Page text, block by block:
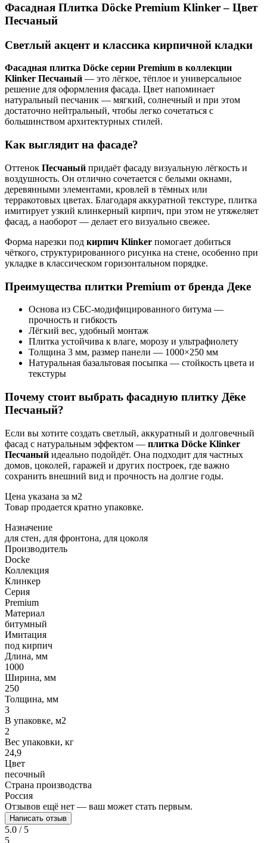
Фасадная Плитка Döcke Premium Klinker – Цвет
Песчаный
Светлый акцент и классика кирпичной кладки
Фасадная плитка Döcke серии Premium в коллекции
Klinker Песчаный — это лёгкое, тёплое и универсальное
решение для оформления фасада. Цвет напоминает
натуральный песчаник — мягкий, солнечный и при этом
достаточно нейтральный, чтобы легко сочетаться с
большинством архитектурных стилей.
Как выглядит на фасаде?
Оттенок Песчаный придаёт фасаду визуальную лёгкость и
воздушность. Он отлично сочетается с белыми окнами,
деревянными элементами, кровлей в тёмных или
терракотовых цветах. Благодаря аккуратной текстуре, плитка
имитирует узкий клинкерный кирпич, при этом не утяжеляет
фасад, а наоборот — делает его визуально свежее.
Форма нарезки под кирпич Klinker помогает добиться
чёткого, структурированного рисунка на стене, особенно при
укладке в классическом горизонтальном порядке.
Преимущества плитки Premium от бренда Деке
Основа из СБС-модифицированного битума —
прочность и гибкость
Лёгкий вес, удобный монтаж
Плитка устойчива к влаге, морозу и ультрафиолету
Толщина 3 мм, размер панели — 1000×250 мм
Натуральная базальтовая посыпка — стойкость цвета и
текстуры
Почему стоит выбрать фасадную плитку Дёке
Песчаный?
Если вы хотите создать светлый, аккуратный и долговечный
фасад с натуральным эффектом — плитка Döcke Klinker
Песчаный идеально подойдёт. Она подходит для частных
домов, цоколей, гаражей и других построек, где важно
сохранить внешний вид и прочность на долгие годы.
Цена указана за м2
Товар продается кратно упаковке.
Назначение
для стен, для фронтона, для цоколя
Производитель
Docke
Коллекция
Клинкер
Серия
Premium
Материал
битумный
Имитация
под кирпич
Длина, мм
1000
Ширина, мм
250
Толщина, мм
3
В упаковке, м2
2
Вес упаковки, кг
24,9
Цвет
песочный
Страна производства
Россия
Отзывов ещё нет — ваш может стать первым.
Написать отзыв
5.0 / 5
5